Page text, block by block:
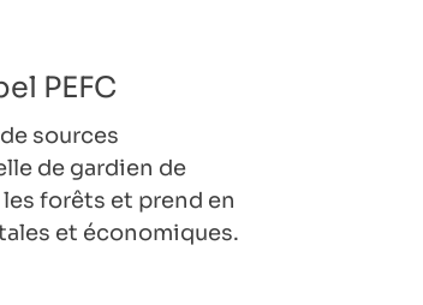
PEFC
sources
de gardien de
forêts et prend en
et économiques.